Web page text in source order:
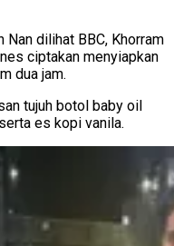
Nan dilihat BBC, Khorram
ciptakan menyiapkan
dua jam.
tujuh botol baby oil
es kopi vanila.